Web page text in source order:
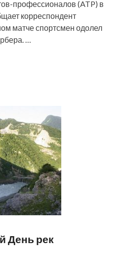
профессионалов (ATP) в
корреспондент
матче спортсмен одолел
…
День рек